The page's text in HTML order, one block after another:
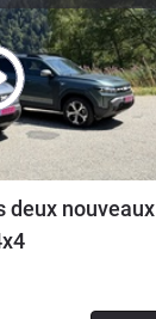
deux nouveaux